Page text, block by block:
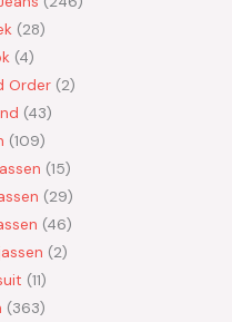
28
4
Order 2
43
109
15
29
46
2
11
363